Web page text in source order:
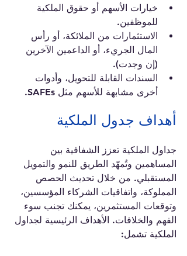
خيارات الأسهم أو حقوق الملكية
للموظفين.
الاستثمارات من الملائكة، أو رأس
المال الجريء، أو الداعمين الآخرين
(إن وجدت).
السندات القابلة للتحويل، وأدوات
أخرى مشابهة للأسهم مثل SAFEs.
أهداف جدول الملكية
جداول الملكية تعزز الشفافية بين
المساهمين وتُمهّد الطريق للنمو والتمويل
المستقبلي. من خلال تحديث الحصص
المملوكة، واتفاقيات الشركاء المؤسسين،
وتوقعات المستثمرين، يمكنك تجنب سوء
الفهم والخلافات. الأهداف الرئيسية لجداول
الملكية تشمل: